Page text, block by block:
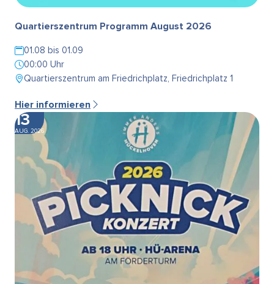
Quartierszentrum Programm August 2026
01.08 bis 01.09
00:00 Uhr
Quartierszentrum am Friedrichplatz, Friedrichplatz 1
Hier informieren
13
AUG. 2026